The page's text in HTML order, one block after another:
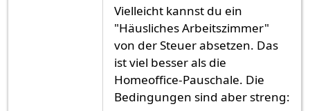
Vielleicht kannst du ein
"Häusliches Arbeitszimmer"
von der Steuer absetzen. Das
ist viel besser als die
Homeoffice-Pauschale. Die
Bedingungen sind aber streng: